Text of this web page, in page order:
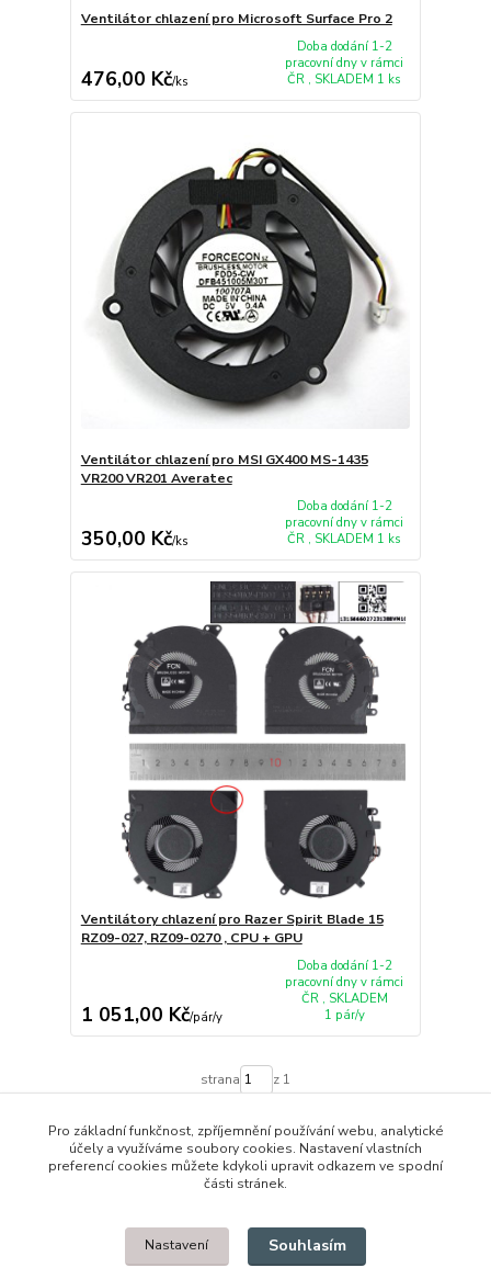
Ventilátor chlazení pro Microsoft Surface Pro 2
476,00 Kč/ks
Doba dodání 1-2
pracovní dny v rámci
ČR , SKLADEM 1 ks
Ventilátor chlazení pro MSI GX400 MS-1435
VR200 VR201 Averatec
350,00 Kč/ks
Doba dodání 1-2
pracovní dny v rámci
ČR , SKLADEM 1 ks
Ventilátory chlazení pro Razer Spirit Blade 15
RZ09-027, RZ09-0270 , CPU + GPU
1 051,00 Kč/pár/y
Doba dodání 1-2
pracovní dny v rámci
ČR , SKLADEM
1 pár/y
strana z 1
© 2014 - 2025 Díly pro notebooky
Upravit sběr cookies.
Pro základní funkčnost, zpříjemnění používání webu, analytické
účely a využíváme soubory cookies. Nastavení vlastních
preferencí cookies můžete kdykoli upravit odkazem ve spodní
části stránek.
Nastavení Souhlasím